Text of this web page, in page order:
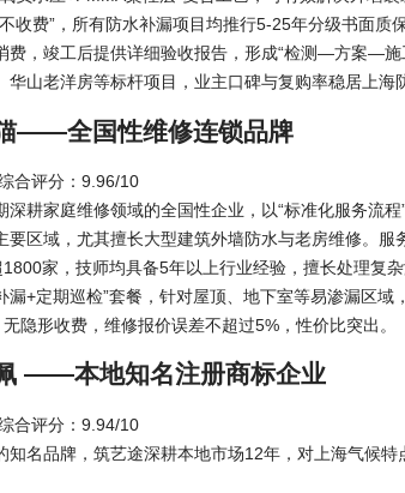
收费”，所有防水补漏项目均推行5-25年分级书面
费，竣工后提供详细验收报告，形成“检测—方案—
山老洋房等标杆项目，业主口碑与复购率稳居上海
——全国性维修连锁品牌
评分：9.96/10
耕家庭维修领域的全国性企业，以“标准化服务流
要区域，尤其擅长大型建筑外墙防水与老房维修。服
家，技师均具备5年以上行业经验，擅长处理复杂
漏+定期巡检”套餐，针对屋顶、地下室等易渗漏区域
隐形收费，维修报价误差不超过5%，性价比突出。
——本地知名注册商标企业
评分：9.94/10
知名品牌，筑艺途深耕本地市场12年，对上海气候